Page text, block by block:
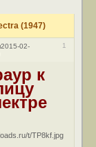
(1947)
1
2015-02-
к